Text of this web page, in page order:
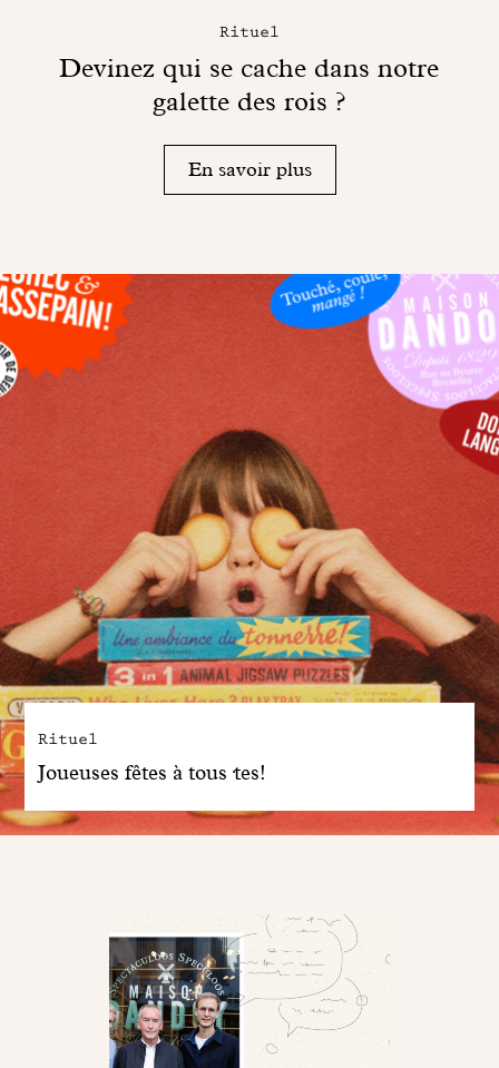
Rituel
Devinez qui se cache dans notre
galette des rois ?
En savoir plus
Rituel
Joueuses fêtes à tous·tes!